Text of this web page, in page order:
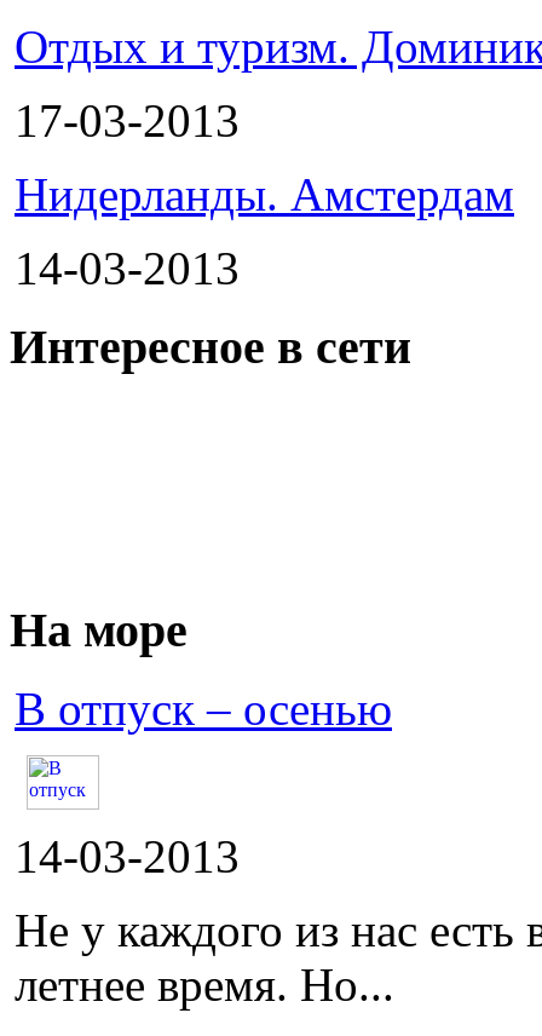
Отдых и туризм.
17-03-2013
Нидерланды. Амстердам
14-03-2013
Интересное в сети
На море
В отпуск – осенью
14-03-2013
Не у каждого из нас есть
летнее время. Но...